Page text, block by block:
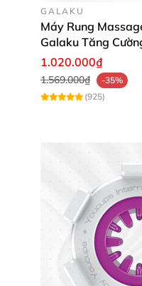
Lợi ích
Máy tập
trong cuộc
triển tự
GALAKU
Máy Rung
Galaku Tăng
1.020.000₫
1.569.000₫
-35%
(925)